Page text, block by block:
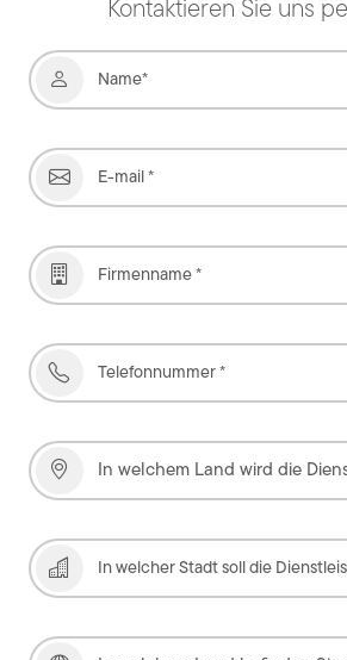
Kontaktieren Sie uns